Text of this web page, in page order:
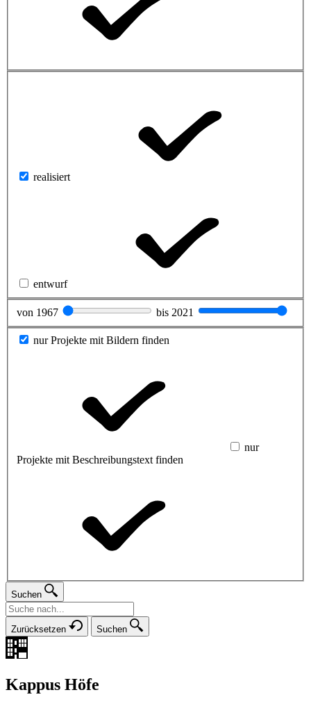
realisiert
entwurf
von 1967 bis 2021
nur Projekte mit Bildern finden
nur
Projekte mit Beschreibungstext finden
Suchen
Zurücksetzen Suchen
Kappus Höfe